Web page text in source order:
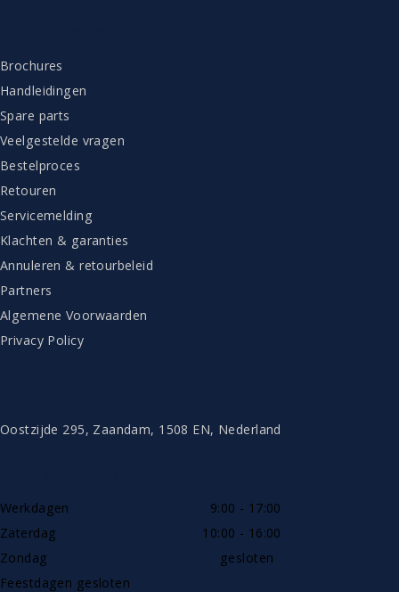
Brochures
Handleidingen
Spare parts
Veelgestelde vragen
Bestelproces
Retouren
Servicemelding
Klachten & garanties
Annuleren & retourbeleid
Partners
Algemene Voorwaarden
Privacy Policy
Oostzijde 295, Zaandam, 1508 EN, Nederland
Werkdagen
9:00 - 17:00
Zaterdag
10:00 - 16:00
Zondag
gesloten
Feestdagen gesloten